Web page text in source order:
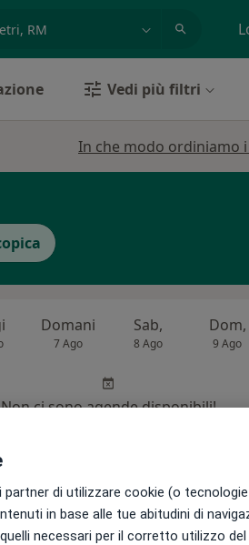
Vedi più filtri
In che modo ordiniamo
Domani
7 Ago
Sab,
8 Ago
Dom,
9 Ago
Non ci sono agende disponibili!
di utilizzare cookie (o
in base alle tue abitudini di
necessari per il corretto utilizzo